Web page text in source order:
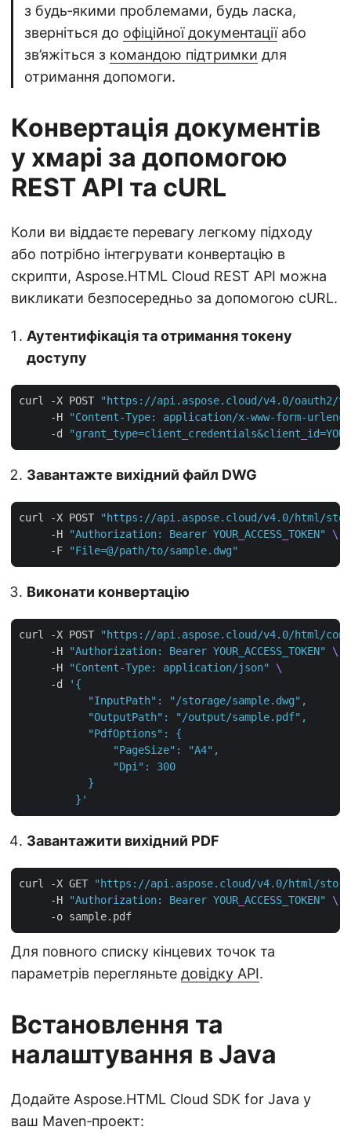
з будь‑якими проблемами, будь ласка,
зверніться до офіційної документаціїабо
зв’яжіться з командою підтримки для
отримання допомоги.
Конвертація документів
у хмарі за допомогою
REST API та cURL
Коли ви віддаєте перевагу легкому підходу
або потрібно інтегрувати конвертацію в
скрипти, Aspose.HTML Cloud REST API можна
викликати безпосередньо за допомогою cURL.
Аутентифікація та отримання токену
доступу
curl -X POST
"https://api.aspose.cloud/v4.0/oauth2/
     -H
"Content-Type: application/x-www-form-
     -d
Завантажте вихідний файл DWG
curl -X POST
"https://api.aspose.cloud/v4.0/html/
     -H
"Authorization: Bearer YOUR_ACCESS_TOKEN"
     -F
"File=@/path/to/sample.dwg"
Виконати конвертацію
curl -X POST
"https://api.aspose.cloud/v4.0/html/
     -H
"Authorization: Bearer YOUR_ACCESS_TOKEN"
     -H
"Content-Type: application/json"
     -d
         }'
Завантажити вихідний PDF
curl -X GET
"https://api.aspose.cloud/v4.0/html/
     -H
"Authorization: Bearer YOUR_ACCESS_TOKEN"
Для повного списку кінцевих точок та
параметрів перегляньте довідку API.
Встановлення та
налаштування в Java
Додайте Aspose.HTML Cloud SDK for Java у
ваш Maven‑проект: